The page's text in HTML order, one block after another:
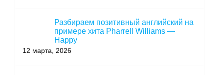
Разбираем позитивный английский на
примере хита Pharrell Williams —
Happy
12 марта, 2026